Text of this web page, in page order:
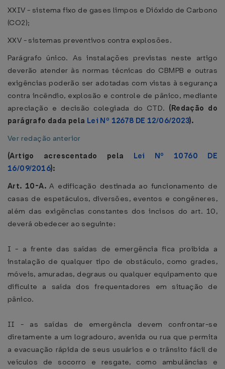
XXIV - sistema fixo de gases limpos e Dióxido de Carbono
(CO2);
XXV - sistemas preventivos contra explosões.
Parágrafo único. As instalações previstas neste artigo
deverão atender às normas técnicas do CBMPB e outras
exigências poderão ser adotadas com vistas à segurança
contra incêndio, explosão e controle de pânico, mediante
apreciação e decisão colegiada do CTD. (Redação do
parágrafo dada pela Lei Nº 12678 DE 12/06/2023).
Ver redação anterior
(Artigo acrescentado pela Lei Nº 10760 DE
16/09/2016):
Art. 10-A.A edificação destinada ao funcionamento de
casas de espetáculos, diversões, eventos e congêneres,
além das exigências constantes dos incisos do art. 10,
deverá obedecer ao seguinte:
I - a frente das saídas de emergência fica proibida a
instalação de qualquer tipo de obstáculo, como grades,
móveis, amuradas, degraus ou qualquer equipamento que
dificulte a saída dos frequentadores em situação de
pânico.
II - as saídas de emergência devem confrontar-se
diretamente a um logradouro, avenida ou rua que permita
a evacuação rápida de seus usuários e o trânsito fácil de
veículos de socorro e resgate, como ambulâncias e